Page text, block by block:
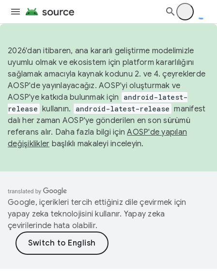
2026'dan itibaren, ana kararlı geliştirme modelimizle
uyumlu olmak ve ekosistem için platform kararlılığını
sağlamak amacıyla kaynak kodunu 2. ve 4. çeyreklerde
AOSP'de yayınlayacağız. AOSP'yi oluşturmak ve
AOSP'ye katkıda bulunmak için
android-latest-
release kullanın. android-latest-release manifest
dalı her zaman AOSP'ye gönderilen en son sürümü
referans alır. Daha fazla bilgi içinAOSP'de yapılan
değişiklikler başlıklı makaleyi inceleyin.
Google, içerikleri tercih ettiğiniz dile çevirmek için
yapay zeka teknolojisini kullanır. Yapay zeka
çevirilerinde hata olabilir.